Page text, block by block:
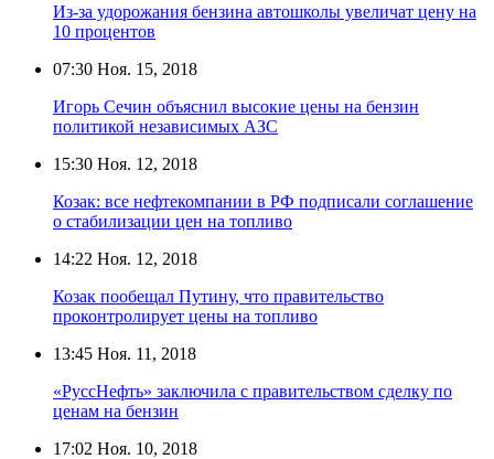
Из-за удорожания бензина автошколы увеличат цену на
10 процентов
07:30 Ноя. 15, 2018
Игорь Сечин объяснил высокие цены на бензин
политикой независимых АЗС
15:30 Ноя. 12, 2018
Козак: все нефтекомпании в РФ подписали соглашение
о стабилизации цен на топливо
14:22 Ноя. 12, 2018
Козак пообещал Путину, что правительство
проконтролирует цены на топливо
13:45 Ноя. 11, 2018
«РуссНефть» заключила с правительством сделку по
ценам на бензин
17:02 Ноя. 10, 2018